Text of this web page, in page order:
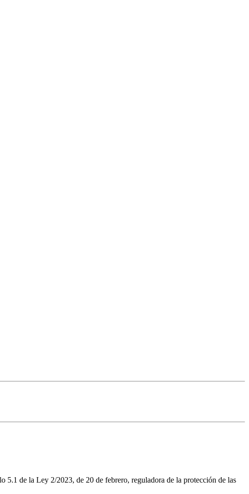
5.1 de la Ley 2/2023, de 20 de febrero, reguladora de la protección de las